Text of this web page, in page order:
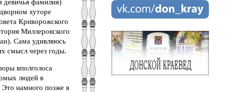
девичья фамилия)
хуторе
Криворожского
Миллеровского
Сама удивляюсь
смысл через годы.
вполголоса
людей в
намного позже я